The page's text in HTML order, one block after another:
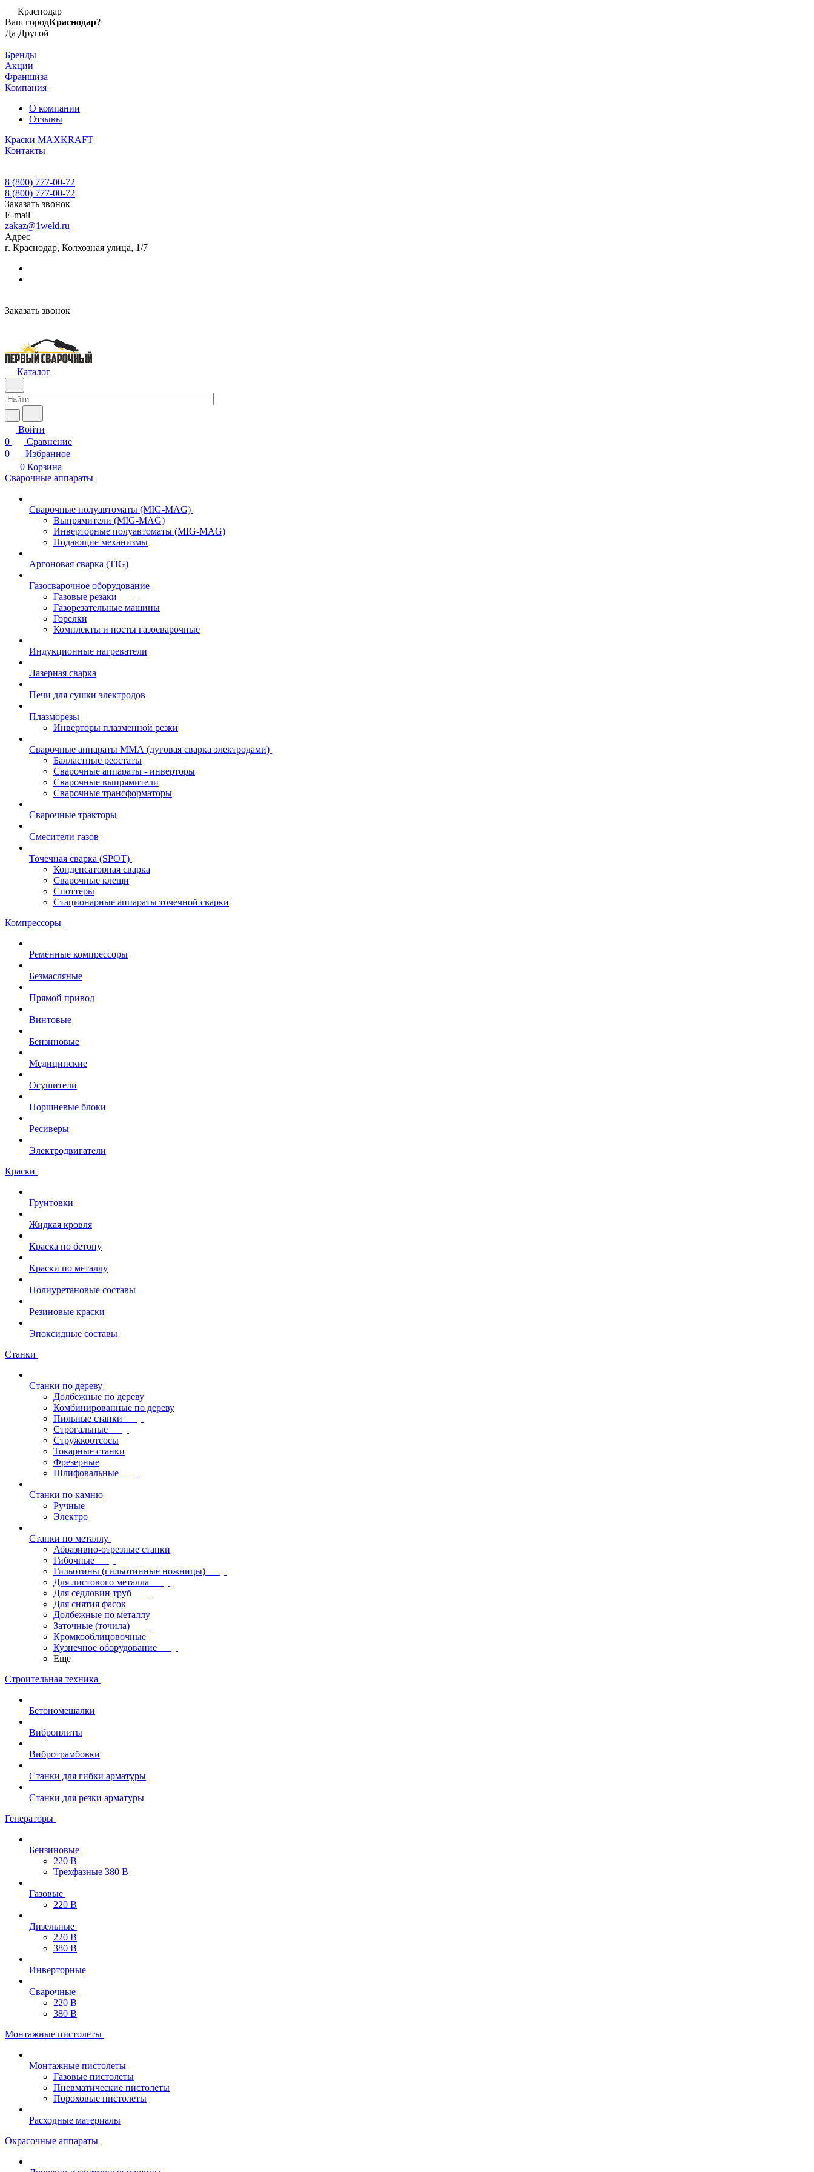
Краснодар
Ваш городКраснодар?
Да Другой
Бренды
Акции
Франшиза
Компания
О компании
Отзывы
Краски MAXKRAFT
Контакты
8 (800) 777-00-72
8 (800) 777-00-72
Заказать звонок
E-mail
zakaz@1weld.ru
Адрес
г. Краснодар, Колхозная улица, 1/7
Заказать звонок
Каталог
Войти
0
Сравнение
0
Избранное
0 Корзина
Сварочные аппараты
Сварочные полуавтоматы (MIG-MAG)
Выпрямители (MIG-MAG)
Инверторные полуавтоматы (MIG-MAG)
Подающие механизмы
Аргоновая сварка (TIG)
Газосварочное оборудование
Газовые резаки
Газорезательные машины
Горелки
Комплекты и посты газосварочные
Индукционные нагреватели
Лазерная сварка
Печи для сушки электродов
Плазморезы
Инверторы плазменной резки
Сварочные аппараты ММА (дуговая сварка электродами)
Балластные реостаты
Сварочные аппараты - инверторы
Сварочные выпрямители
Сварочные трансформаторы
Сварочные тракторы
Смесители газов
Точечная сварка (SPOT)
Конденсаторная сварка
Сварочные клещи
Споттеры
Стационарные аппараты точечной сварки
Компрессоры
Ременные компрессоры
Безмасляные
Прямой привод
Винтовые
Бензиновые
Медицинские
Осушители
Поршневые блоки
Ресиверы
Электродвигатели
Краски
Грунтовки
Жидкая кровля
Краска по бетону
Краски по металлу
Полиуретановые составы
Резиновые краски
Эпоксидные составы
Станки
Станки по дереву
Долбежные по дереву
Комбинированные по дереву
Пильные станки
Строгальные
Стружкоотсосы
Токарные станки
Фрезерные
Шлифовальные
Станки по камню
Ручные
Электро
Станки по металлу
Абразивно-отрезные станки
Гибочные
Гильотины (гильотинные ножницы)
Для листового металла
Для седловин труб
Для снятия фасок
Долбежные по металлу
Заточные (точила)
Кромкооблицовочные
Кузнечное оборудование
Еще
Строительная техника
Бетономешалки
Виброплиты
Вибротрамбовки
Станки для гибки арматуры
Станки для резки арматуры
Генераторы
Бензиновые
220 В
Трехфазные 380 В
Газовые
220 В
Дизельные
220 В
380 В
Инверторные
Сварочные
220 В
380 В
Монтажные пистолеты
Монтажные пистолеты
Газовые пистолеты
Пневматические пистолеты
Пороховые пистолеты
Расходные материалы
Окрасочные аппараты